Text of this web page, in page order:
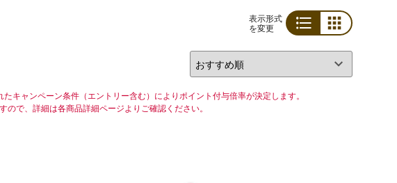
表示形式
を変更
キャンペーン条件（エントリー含む）によりポイント付与倍率が決定します。
で、詳細は各商品詳細ページよりご確認ください。